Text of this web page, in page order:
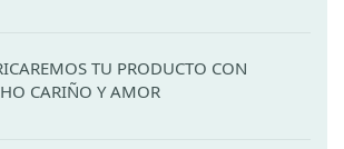
TU PRODUCTO CON
CARIÑO Y AMOR